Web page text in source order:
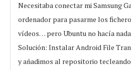
Necesitaba conectar mi Samsung
ordenador para pasarme los
vídeos… pero Ubuntu no hacía
Solución: Instalar Android File
y añadimos al repositorio